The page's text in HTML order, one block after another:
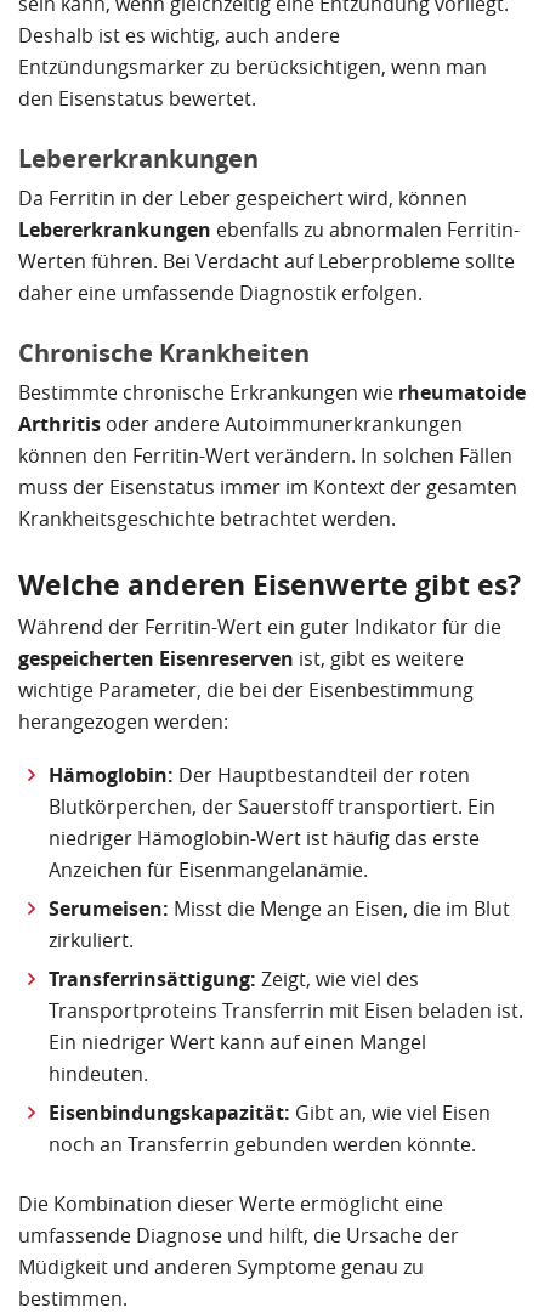
Deshalb ist es wichtig, auch andere
Entzündungsmarker zu berücksichtigen, wenn man
den Eisenstatus bewertet.
Lebererkrankungen
Da Ferritin in der Leber gespeichert wird, können
Lebererkrankungen ebenfalls zu abnormalen Ferritin-
Werten führen. Bei Verdacht auf Leberprobleme sollte
daher eine umfassende Diagnostik erfolgen.
Chronische Krankheiten
Bestimmte chronische Erkrankungen wie rheumatoide
Arthritis oder andere Autoimmunerkrankungen
können den Ferritin-Wert verändern. In solchen Fällen
muss der Eisenstatus immer im Kontext der gesamten
Krankheitsgeschichte betrachtet werden.
Welche anderen Eisenwerte gibt es?
Während der Ferritin-Wert ein guter Indikator für die
gespeicherten Eisenreserven ist, gibt es weitere
wichtige Parameter, die bei der Eisenbestimmung
herangezogen werden:
Hämoglobin: Der Hauptbestandteil der roten
Blutkörperchen, der Sauerstoff transportiert. Ein
niedriger Hämoglobin-Wert ist häufig das erste
Anzeichen für Eisenmangelanämie.
Serumeisen: Misst die Menge an Eisen, die im Blut
zirkuliert.
Transferrinsättigung: Zeigt, wie viel des
Transportproteins Transferrin mit Eisen beladen ist.
Ein niedriger Wert kann auf einen Mangel
hindeuten.
Eisenbindungskapazität: Gibt an, wie viel Eisen
noch an Transferrin gebunden werden könnte.
Die Kombination dieser Werte ermöglicht eine
umfassende Diagnose und hilft, die Ursache der
Müdigkeit und anderen Symptome genau zu
bestimmen.